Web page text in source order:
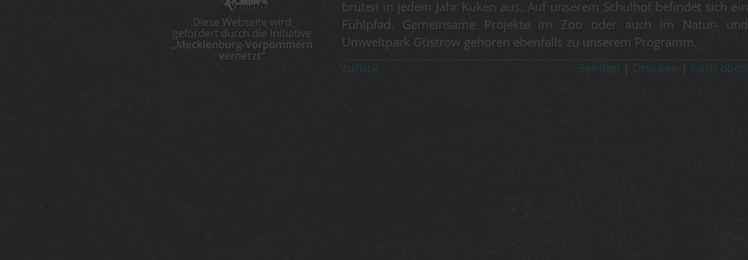
brüten in jedem Jahr Küken aus. Auf unserem Schulhof befindet sich ein
Fühlpfad. Gemeinsame Projekte im Zoo oder auch im Natur- und
Umweltpark Güstrow gehören ebenfalls zu unserem Programm.
zurück Senden Drucken nach oben